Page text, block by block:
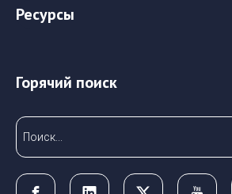
Ресурсы
Горячий поиск